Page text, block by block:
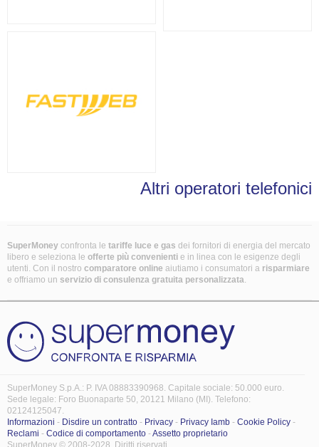
Altri operatori telefonici
SuperMoney confronta le tariffe luce e gas dei fornitori di energia del mercato
libero e seleziona le offerte più convenienti e in linea con le esigenze degli
utenti. Con il nostro comparatore online aiutiamo i consumatori a risparmiare
e offriamo un servizio di consulenza gratuita personalizzata.
SuperMoney S.p.A.: P. IVA 08883390968. Capitale sociale: 50.000 euro.
Sede legale: Foro Buonaparte 50, 20121 Milano (MI). Telefono:
02124125047.
Informazioni - Disdire un contratto - Privacy - Privacy Iamb - Cookie Policy -
Reclami - Codice di comportamento -Assetto proprietario
SuperMoney © 2008-2028. Diritti riservati.